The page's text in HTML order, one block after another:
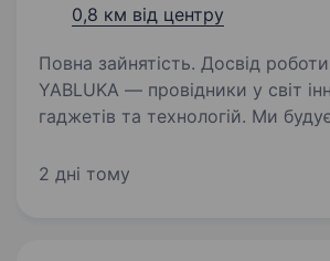
0,8 км від центру
Повна зайнятість. Досвід роботи
YABLUKA — провідники у світ
гаджетів та технологій. Ми
культурою експертизи та
2 дні тому